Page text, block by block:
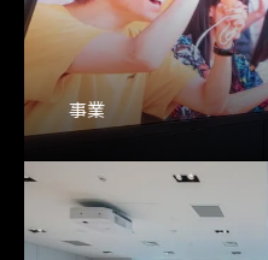
事業